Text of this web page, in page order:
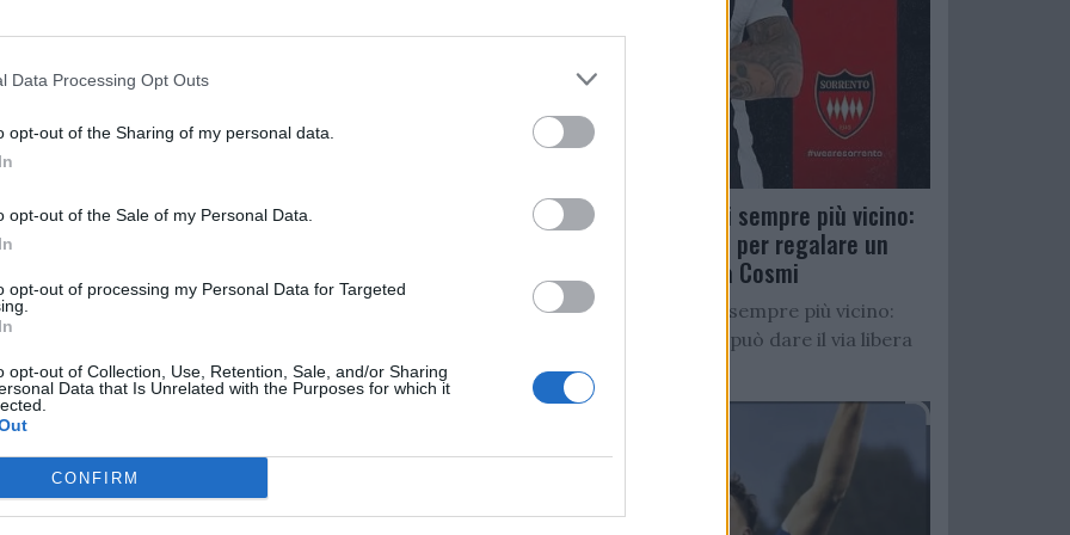
Data Processing Opt Outs
opt-out of the Sharing of my personal data.
opt-out of the Sale of my Personal Data.
opt-out of processing my Personal Data for Targeted
opt-out of Collection, Use, Retention, Sale, and/or Sharing
Data that Is Unrelated with the Purposes for which it
CONFIRM
gara non avrebbe firmato per un
più contro i rosso-neri dell'ex Stefano
solo per il gol preso al 90'.
punto in più per la Salernitana, che
importanti e fondamentali sui
Salernitana, D’Ursi sempre più vicino:
Faggiano accelera per regalare un
altro attaccante a Cosmi
Salernitana, D’Ursi sempre più vicino:
Starita al Sorrento può dare il via libera
all’operazione